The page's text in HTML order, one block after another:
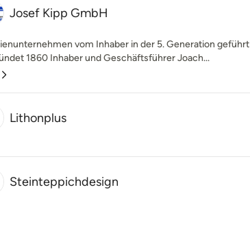
Josef Kipp GmbH
vom Inhaber in der 5. Generation geführt
1860 Inhaber und Geschäftsführer Joach...
Lithonplus
Steinteppichdesign